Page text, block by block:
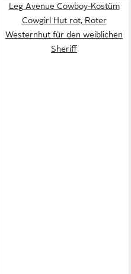
Leg Avenue Cowboy-Kostüm
Cowgirl Hut rot, Roter
Westernhut für den weiblichen
Sheriff